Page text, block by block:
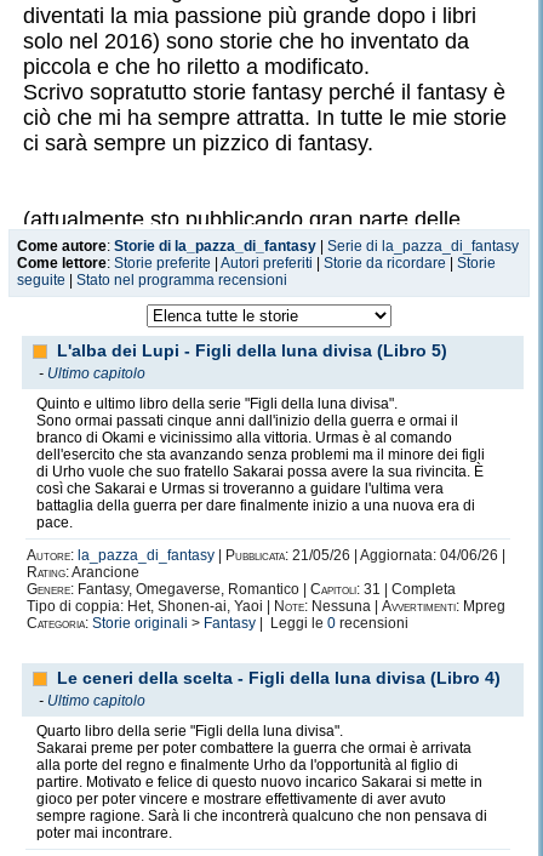
diventati la mia passione più grande dopo i libri
solo nel 2016) sono storie che ho inventato da
piccola e che ho riletto a modificato.
Scrivo sopratutto storie fantasy perché il fantasy è
ciò che mi ha sempre attratta. In tutte le mie storie
ci sarà sempre un pizzico di fantasy.
(attualmente sto pubblicando gran parte delle
storie che ho scritto in questi anni che mi sono
allontanata dal sito per questo ne stanno uscendo
tante e anche velocemente. Non appena avrò
finito tornerò con le pubblicazioni più regolari).
Come autore: Storie di la_pazza_di_fantasy
Serie di la_pazza_di_fantasy
Come lettore: Storie preferite Autori preferiti Storie da ricordare
Storie
seguite
Stato nel programma recensioni
L'alba dei Lupi - Figli della luna divisa (Libro 5)
- Ultimo capitolo
Quinto e ultimo libro della serie "Figli della luna divisa".
Sono ormai passati cinque anni dall'inizio della guerra e ormai il
branco di Okami e vicinissimo alla vittoria. Urmas è al comando
dell'esercito che sta avanzando senza problemi ma il minore dei figli
di Urho vuole che suo fratello Sakarai possa avere la sua rivincita. È
così che Sakarai e Urmas si troveranno a guidare l'ultima vera
battaglia della guerra per dare finalmente inizio a una nuova era di
pace.
Autore: la_pazza_di_fantasy Pubblicata: 21/05/26 | Aggiornata: 04/06/26 |
Rating:Arancione
Genere: Fantasy, Omegaverse, Romantico | Capitoli: 31 | Completa
Tipo di coppia: Het, Shonen-ai, Yaoi |
Note: Nessuna | Avvertimenti: Mpreg
Categoria: Storie originali > Fantasy | Leggi le 0 recensioni
Le ceneri della scelta - Figli della luna divisa (Libro 4)
- Ultimo capitolo
Quarto libro della serie "Figli della luna divisa".
Sakarai preme per poter combattere la guerra che ormai è arrivata
alla porte del regno e finalmente Urho da l'opportunità al figlio di
partire. Motivato e felice di questo nuovo incarico Sakarai si mette in
gioco per poter vincere e mostrare effettivamente di aver avuto
sempre ragione. Sarà li che incontrerà qualcuno che non pensava di
poter mai incontrare.